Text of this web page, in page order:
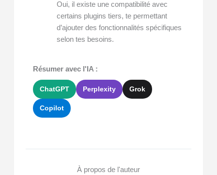
Oui, il existe une compatibilité avec
certains plugins tiers, te permettant
d’ajouter des fonctionnalités spécifiques
selon tes besoins.
Résumer avec l'IA :
ChatGPT Perplexity Grok
Copilot
À propos de l'auteur